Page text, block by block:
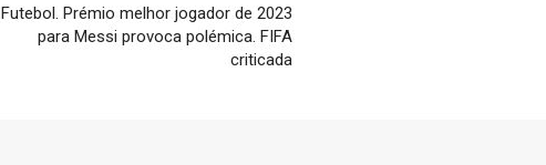
Futebol. Prémio melhor jogador de 2023
para Messi provoca polémica. FIFA
criticada